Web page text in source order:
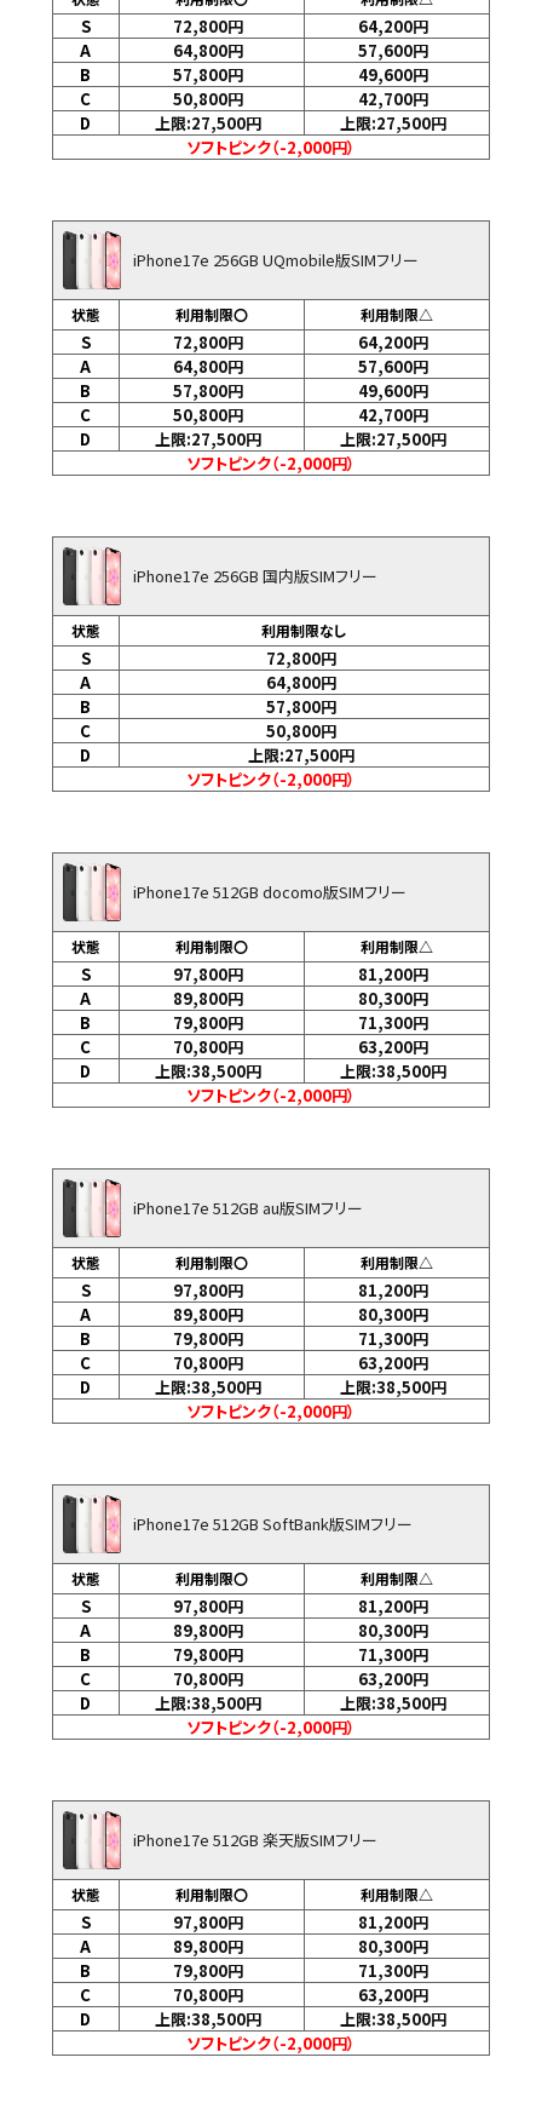
S 72,800円 64,200円
A
64,800円 57,600円
B
57,800円 49,600円
C
50,800円 42,700円
D
上限:27,500円 上限:27,500円
ソフトピンク（-2,000円）
iPhone17e 256GB UQmobile版SIMフリー
状態 利用制限〇 利用制限△
S 72,800円 64,200円
A
64,800円 57,600円
B
57,800円 49,600円
C
50,800円 42,700円
D
上限:27,500円 上限:27,500円
ソフトピンク（-2,000円）
iPhone17e 256GB 国内版SIMフリー
状態 利用制限なし
S 72,800円
A
64,800円
B
57,800円
C
50,800円
D
上限:27,500円
ソフトピンク（-2,000円）
iPhone17e 512GB docomo版SIMフリー
状態 利用制限〇 利用制限△
S 97,800円 81,200円
A
89,800円 80,300円
B
79,800円 71,300円
C
70,800円 63,200円
D
上限:38,500円 上限:38,500円
ソフトピンク（-2,000円）
iPhone17e 512GB au版SIMフリー
状態 利用制限〇 利用制限△
S 97,800円 81,200円
A
89,800円 80,300円
B
79,800円 71,300円
C
70,800円 63,200円
D
上限:38,500円 上限:38,500円
ソフトピンク（-2,000円）
iPhone17e 512GB SoftBank版SIMフリー
状態 利用制限〇 利用制限△
S 97,800円 81,200円
A
89,800円 80,300円
B
79,800円 71,300円
C
70,800円 63,200円
D
上限:38,500円 上限:38,500円
ソフトピンク（-2,000円）
iPhone17e 512GB 楽天版SIMフリー
状態 利用制限〇 利用制限△
S 97,800円 81,200円
A
89,800円 80,300円
B
79,800円 71,300円
C
70,800円 63,200円
D
上限:38,500円 上限:38,500円
ソフトピンク（-2,000円）